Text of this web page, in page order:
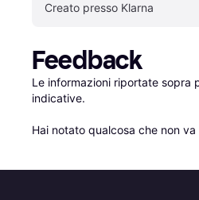
Creato presso Klarna
Feedback
Le informazioni riportate sopra
indicative.
Hai notato qualcosa che non